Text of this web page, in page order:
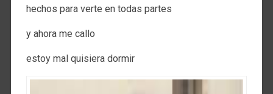
hechos para verte en todas partes
y ahora me callo
estoy mal quisiera dormir